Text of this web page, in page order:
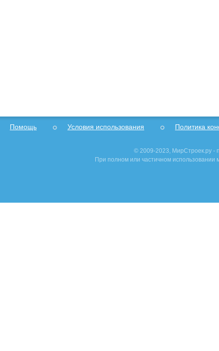
Помощь Условия использования Политика
© 2009-2023, МирСтроек.ру -
При полном или частичном использовании